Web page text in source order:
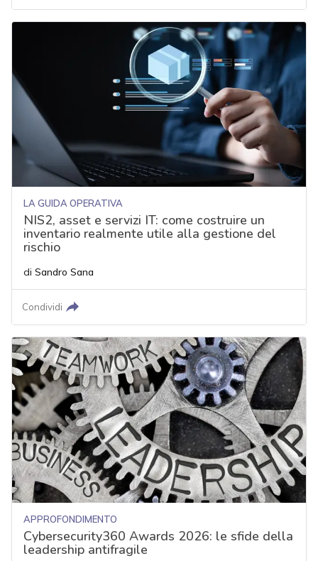
LA GUIDA OPERATIVA
NIS2, asset e servizi IT: come costruire un
inventario realmente utile alla gestione del
rischio
di Sandro Sana
Condividi
APPROFONDIMENTO
Cybersecurity360 Awards 2026: le sfide della
leadership antifragile